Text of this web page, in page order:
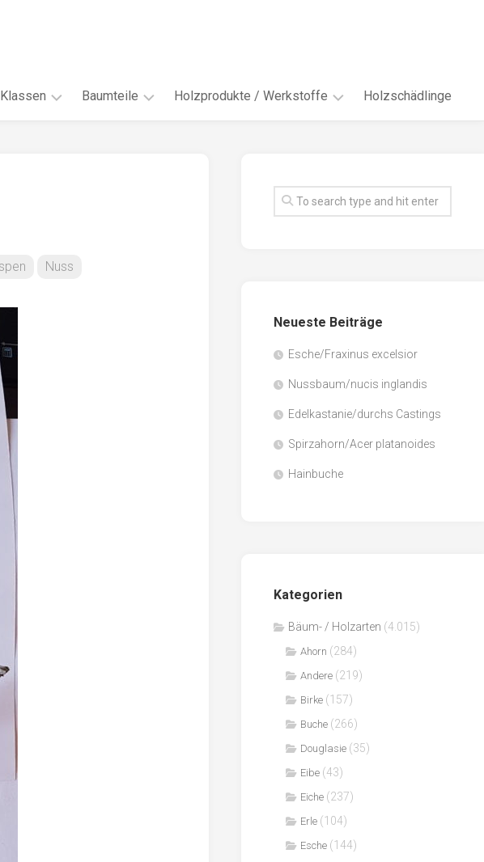
Klassen
18AH
19BH
Baumteile Holzprodukte / Werkstoffe
Faserwerkstoffe
Sägenebenprodukte
Holzschädlinge
Nuss
Neueste Beiträge
Esche/Fraxinus excelsior
Nussbaum/nucis inglandis
Edelkastanie/durchs Castings
Spirzahorn/Acer platanoides
Hainbuche
Kategorien
Bäum- / Holzarten (4.015)
Ahorn (284)
Andere (219)
Birke (157)
Buche (266)
Douglasie (35)
Eibe (43)
Eiche (237)
Erle (104)
Esche (144)